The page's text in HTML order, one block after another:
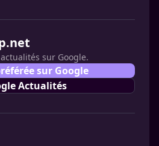
sur Google.
sur Google
Actualités